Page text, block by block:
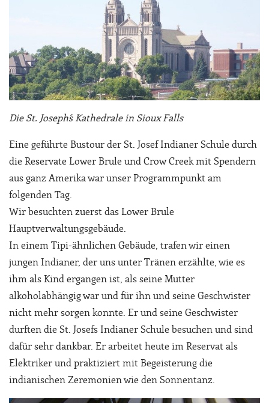
Die St. Joseph´s Kathedrale in Sioux Falls
Eine geführte Bustour der St. Josef Indianer Schule durch
die Reservate Lower Brule und Crow Creek mit Spendern
aus ganz Amerika war unser Programmpunkt am
folgenden Tag.
Wir besuchten zuerst das Lower Brule
Hauptverwaltungsgebäude.
In einem Tipi-ähnlichen Gebäude, trafen wir einen
jungen Indianer, der uns unter Tränen erzählte, wie es
ihm als Kind ergangen ist, als seine Mutter
alkoholabhängig war und für ihn und seine Geschwister
nicht mehr sorgen konnte. Er und seine Geschwister
durften die St. Josefs Indianer Schule besuchen und sind
dafür sehr dankbar. Er arbeitet heute im Reservat als
Elektriker und praktiziert mit Begeisterung die
indianischen Zeremonien wie den Sonnentanz.